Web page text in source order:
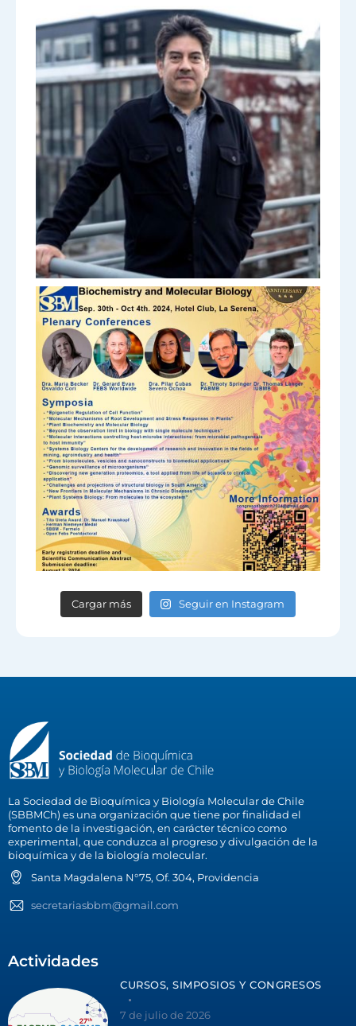
Cargar más Seguir en Instagram
La Sociedad de Bioquímica y Biología Molecular de Chile
(SBBMCh) es una organización que tiene por finalidad el
fomento de la investigación, en carácter técnico como
experimental, que conduzca al progreso y divulgación de la
bioquímica y de la biología molecular.
Santa Magdalena N°75, Of. 304, Providencia
secretariasbbm@gmail.com
Actividades
CURSOS, SIMPOSIOS Y CONGRESOS
7 de julio de 2026